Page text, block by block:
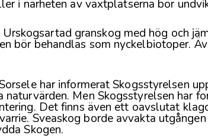
i närheten av växtplatserna bör
granskog med hög och
bör behandlas som nyckelbiotoper.
har informerat Skogsstyrelsen
naturvärden. Men Skogsstyrelsen har
Det finns även ett oavslutat
Sveaskog borde avvakta
Skogen.